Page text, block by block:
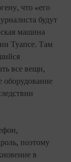
что «его
будут
машина
Туапсе. Там
все вещи,
поэтому
в